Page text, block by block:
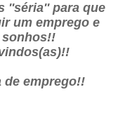
''séria'' para que
um emprego e
sonhos!!
de emprego!!